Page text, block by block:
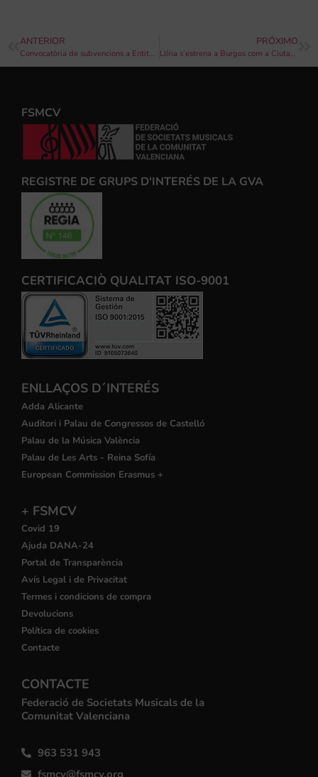
ANTERIOR
Convocatòria de subvencions a Entitats sense ànim de lucre de la Província d’Alacant, per a la realització d’activitats culturals, Anualitat 2020
PRÓXIMO
Llíria s’estrena a Burgos com a Ciutat Creativa de la Unesco
FSMCV
REGISTRE DE GRUPS D'INTERÉS DE LA GVA
CERTIFICACIÒ QUALITAT ISO-9001
ENLLAÇOS D´INTERÉS
Adda Alicante
Auditori i Palau de Congressos de Castelló
Palau de la Música València
Palau de Les Arts - Reina Sofía
European Commission Erasmus +
+ FSMCV
Covid 19
Ajuda DANA-24
Portal de Transparència
Avís Legal i de Privacitat
Termes i condicions de compra
Devolucions
Política de cookies
Contacte
CONTACTE
Federació de Societats Musicals de la
Comunitat Valenciana
963 531 943